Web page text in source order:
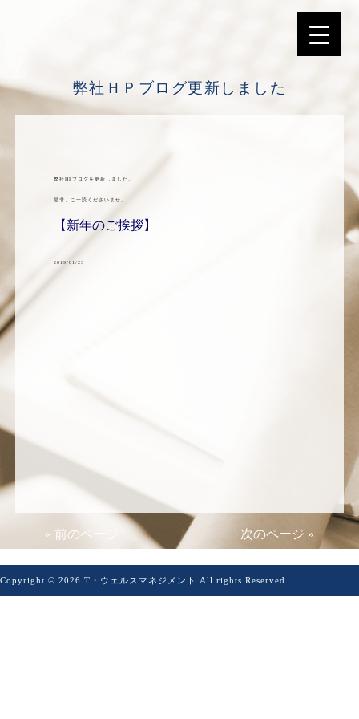
弊社ＨＰブログ更新しました
弊社HPブログを更新しました。
是非、ご一読くださいませ。
【新年のご挨拶】
2019/01/23
« 前のページ 次のページ »
Copyright © 2026 T・ウェルスマネジメント All rights Reserved.